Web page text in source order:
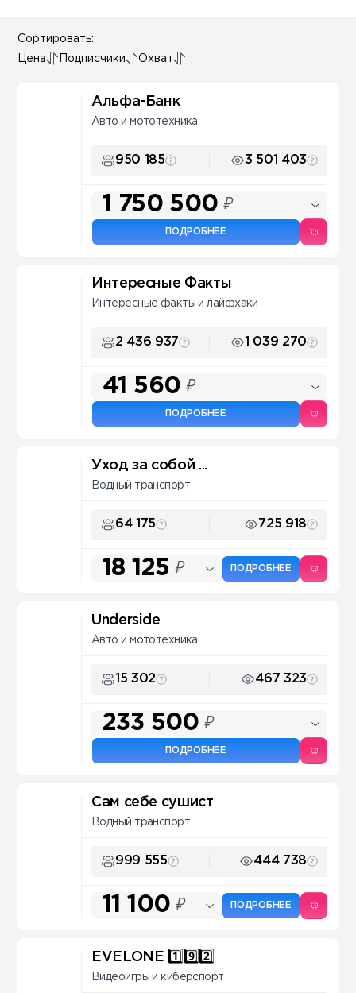
Сортировать:
Цена Подписчики Охват
Альфа-Банк
Авто и мототехника
950 185 3 501 403
1 750 500 ₽
ПОДРОБНЕЕ
Интересные Факты
Интересные факты и лайфхаки
2 436 937 1 039 270
41 560 ₽
ПОДРОБНЕЕ
Уход за собой ...
Водный транспорт
64 175 725 918
18 125 ₽ ПОДРОБНЕЕ
Underside
Авто и мототехника
15 302 467 323
233 500 ₽
ПОДРОБНЕЕ
Сам себе сушист
Водный транспорт
999 555 444 738
11 100 ₽ ПОДРОБНЕЕ
EVELONE 1️⃣9️⃣2️⃣
Видеоигры и киберспорт